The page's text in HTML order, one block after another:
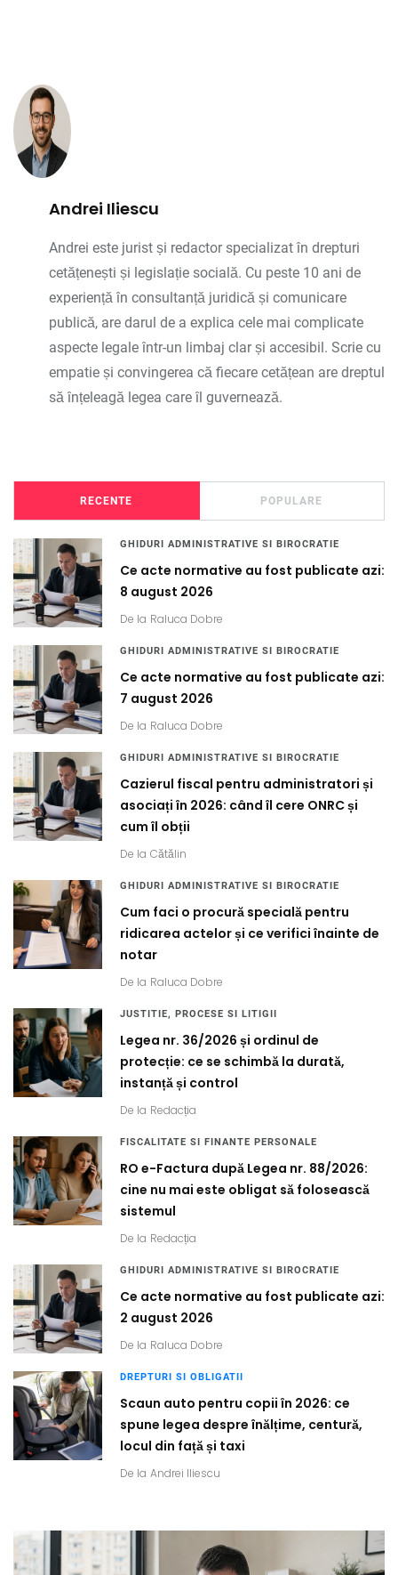
Andrei Iliescu
Andrei este jurist și redactor specializat în drepturi
cetățenești și legislație socială. Cu peste 10 ani de
experiență în consultanță juridică și comunicare
publică, are darul de a explica cele mai complicate
aspecte legale într-un limbaj clar și accesibil. Scrie cu
empatie și convingerea că fiecare cetățean are dreptul
să înțeleagă legea care îl guvernează.
RECENTE POPULARE
GHIDURI ADMINISTRATIVE SI BIROCRATIE
Ce acte normative au fost publicate azi:
8 august 2026
De la Raluca Dobre
GHIDURI ADMINISTRATIVE SI BIROCRATIE
Ce acte normative au fost publicate azi:
7 august 2026
De la Raluca Dobre
GHIDURI ADMINISTRATIVE SI BIROCRATIE
Cazierul fiscal pentru administratori și
asociați în 2026: când îl cere ONRC și
cum îl obții
De la Cătălin
GHIDURI ADMINISTRATIVE SI BIROCRATIE
Cum faci o procură specială pentru
ridicarea actelor și ce verifici înainte de
notar
De la Raluca Dobre
JUSTITIE, PROCESE SI LITIGII
Legea nr. 36/2026 și ordinul de
protecție: ce se schimbă la durată,
instanță și control
De la Redacția
FISCALITATE SI FINANTE PERSONALE
RO e-Factura după Legea nr. 88/2026:
cine nu mai este obligat să folosească
sistemul
De la Redacția
GHIDURI ADMINISTRATIVE SI BIROCRATIE
Ce acte normative au fost publicate azi:
2 august 2026
De la Raluca Dobre
DREPTURI SI OBLIGATII
Scaun auto pentru copii în 2026: ce
spune legea despre înălțime, centură,
locul din față și taxi
De la Andrei Iliescu